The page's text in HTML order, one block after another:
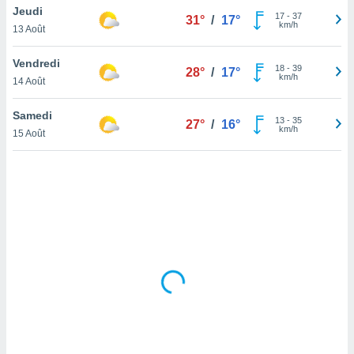
en
de
Jeudi
13 Août
31° / 17° 17- 37
km/h
Vendredi
14 Août
28° / 17° 18- 39
km/h
Samedi
15 Août
27° / 16° 13- 35
km/h